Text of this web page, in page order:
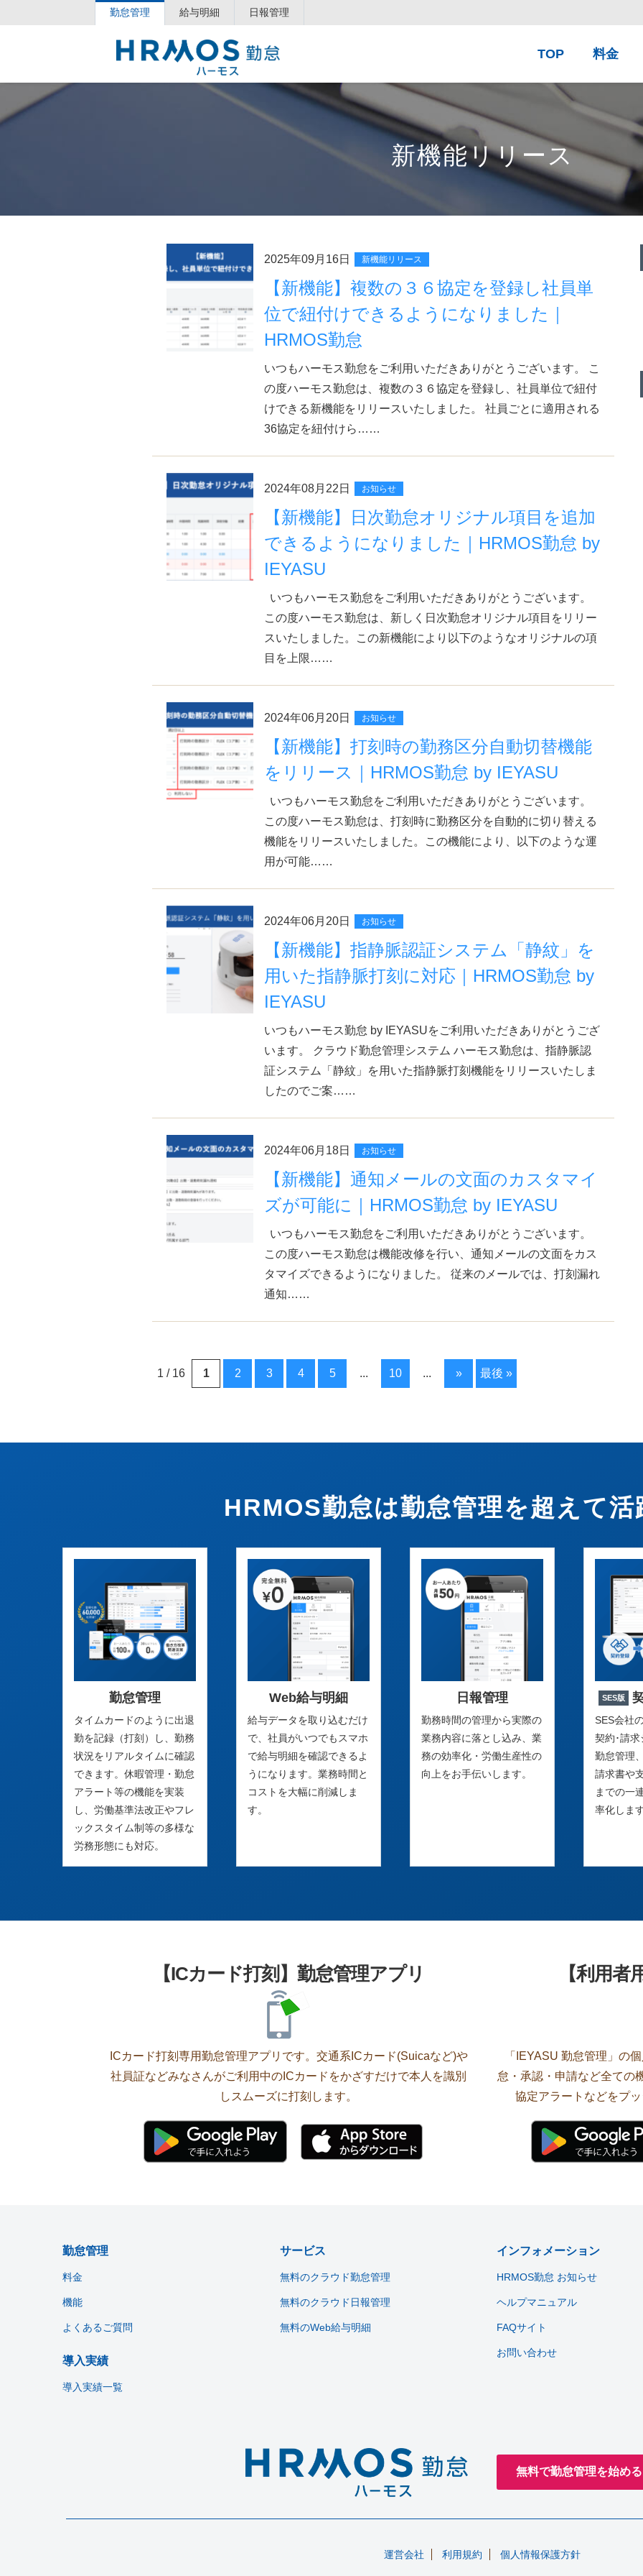
勤怠管理 給与明細 日報管理
TOP 料金
新機能リリース
2025年09月16日 新機能リリース
【新機能】複数の３６協定を登録し社員単
位で紐付けできるようになりました｜
HRMOS勤怠
いつもハーモス勤怠をご利用いただきありがとうございます。 こ
の度ハーモス勤怠は、複数の３６協定を登録し、社員単位で紐付
けできる新機能をリリースいたしました。 社員ごとに適用される
36協定を紐付けら……
2024年08月22日 お知らせ
【新機能】日次勤怠オリジナル項目を追加
できるようになりました｜HRMOS勤怠 by
IEYASU
いつもハーモス勤怠をご利用いただきありがとうございます。
この度ハーモス勤怠は、新しく日次勤怠オリジナル項目をリリー
スいたしました。この新機能により以下のようなオリジナルの項
目を上限……
2024年06月20日 お知らせ
【新機能】打刻時の勤務区分自動切替機能
をリリース｜HRMOS勤怠 by IEYASU
いつもハーモス勤怠をご利用いただきありがとうございます。
この度ハーモス勤怠は、打刻時に勤務区分を自動的に切り替える
機能をリリースいたしました。この機能により、以下のような運
用が可能……
2024年06月20日 お知らせ
【新機能】指静脈認証システム「静紋」を
用いた指静脈打刻に対応｜HRMOS勤怠 by
IEYASU
いつもハーモス勤怠 by IEYASUをご利用いただきありがとうござ
います。 クラウド勤怠管理システム ハーモス勤怠は、指静脈認
証システム「静紋」を用いた指静脈打刻機能をリリースいたしま
したのでご案……
2024年06月18日 お知らせ
【新機能】通知メールの文面のカスタマイ
ズが可能に｜HRMOS勤怠 by IEYASU
いつもハーモス勤怠をご利用いただきありがとうございます。
この度ハーモス勤怠は機能改修を行い、通知メールの文面をカス
タマイズできるようになりました。 従来のメールでは、打刻漏れ
通知……
1 / 16 1 2 3 4 5 ... 10 ... » 最後 »
HRMOS勤怠は勤怠管理を超えて
勤怠管理
タイムカードのように出退
勤を記録（打刻）し、勤務
状況をリアルタイムに確認
できます。休暇管理・勤怠
アラート等の機能を実装
し、労働基準法改正やフレ
ックスタイム制等の多様な
労務形態にも対応。
Web給与明細
給与データを取り込むだけ
で、社員がいつでもスマホ
で給与明細を確認できるよ
うになります。業務時間と
コストを大幅に削減しま
す。
日報管理
勤務時間の管理から実際の
業務内容に落とし込み、業
務の効率化・労働生産性の
向上をお手伝いします。
SES版
SES会社
契約･請
勤怠管理
請求書や
までの一
率化しま
【ICカード打刻】勤怠管理アプリ
ICカード打刻専用勤怠管理アプリです。交通系ICカード(Suicaなど)や
社員証などみなさんがご利用中のICカードをかざすだけで本人を識別
しスムーズに打刻します。
【利用
「IEYASU 勤怠管理」の
怠・承認・申請など全ての
協定アラートなどをプ
勤怠管理
料金
機能
よくあるご質問
導入実績
導入実績一覧
サービス
無料のクラウド勤怠管理
無料のクラウド日報管理
無料のWeb給与明細
インフォメーション
HRMOS勤怠 お知らせ
ヘルプマニュアル
FAQサイト
お問い合わせ
無料で勤怠管理を始める
運営会社 利用規約 個人情報保護方針